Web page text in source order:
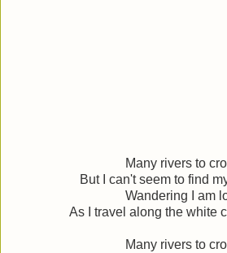
Many rivers to
But I can't seem to find
Wandering I am
As I travel along the white
Many rivers to